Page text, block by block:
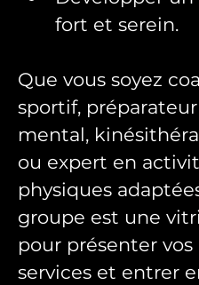
fort et serein.
Que vous soyez
sportif, préparateur
mental,
ou expert en
physiques
groupe est une
pour présenter vos
services et entrer